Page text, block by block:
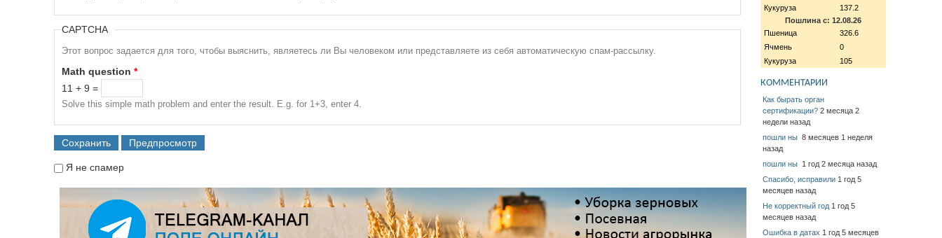
CAPTCHA
Этот вопрос задается для того, чтобы выяснить, являетесь ли Вы человеком или представляете из себя автоматическую спам-рассылку.
Math question *
11 + 9 =
Solve this simple math problem and enter the result. E.g. for 1+3, enter 4.
Я не спамер
Кукуруза
137.2
Пошлина с: 12.08.26
Пшеница
326.6
Ячмень
0
Кукуруза
105
КОММЕНТАРИИ
Как бырать орган
сертификации? 2 месяца 2
недели назад
пошли ны 8 месяцев 1 неделя
назад
пошли ны 1 год 2 месяца назад
Спасибо, исправили 1 год 5
месяцев назад
Не корректный год 1 год 5
месяцев назад
Ошибка в датах 1 год 5 месяцев